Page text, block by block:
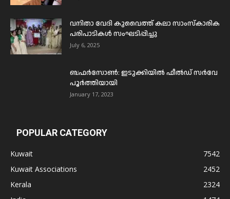
വനിതാ വേദി കുവൈത്ത് കലാ സാംസ്കാരിക
പരിപാടികൾ സംഘടിപ്പിച്ചു
July 6, 2025
ബഫര്‍സോണ്‍: ഇടുക്കിയില്‍ ഫീല്‍ഡ് സര്‍വേ
പൂര്‍ത്തിയായി
January 17, 2023
POPULAR CATEGORY
Kuwait
7542
Kuwait Associations
2452
Kerala
2324